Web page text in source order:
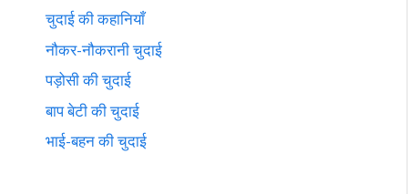
चुदाई की कहानियाँ
नौकर-नौकरानी चुदाई
पड़ोसी की चुदाई
बाप बेटी की चुदाई
भाई-बहन की चुदाई